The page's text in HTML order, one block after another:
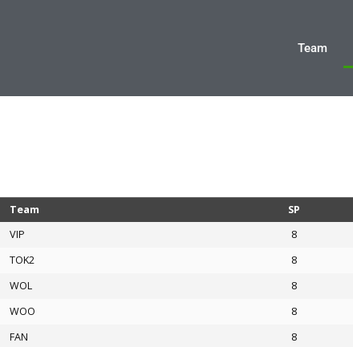
Team
Team SP
VIP 8
TOK2 8
WOL 8
WOO 8
FAN 8